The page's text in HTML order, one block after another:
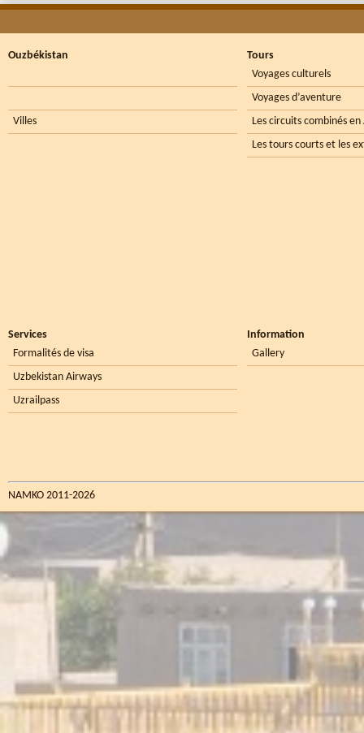
Ouzbékistan
Villes
Tours
Voyages culturels
Voyages d’aventure
Les circuits combinés
Les tours courts et les
Services
Formalités de visa
Uzbekistan Airways
Uzrailpass
Information
Gallery
NAMKO 2011-2026